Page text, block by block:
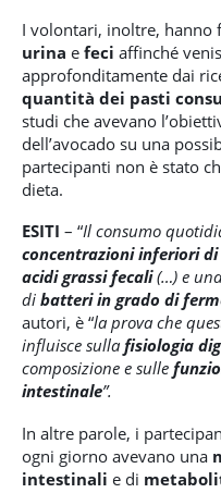
I volontari, inoltre, hanno
urina e feci affinché
approfonditamente dai
quantità dei pasti
studi che avevano
dell’avocado su una
partecipanti non è stato
dieta.
ESITI – “Il consumo
concentrazioni inferiori
acidi grassi fecali(…) e una
di batteri in grado di
autori, è “la prova che
influisce sulla fisiologia
composizione e sulle
intestinale”.
In altre parole, i
ogni giorno avevano una
intestinali e di